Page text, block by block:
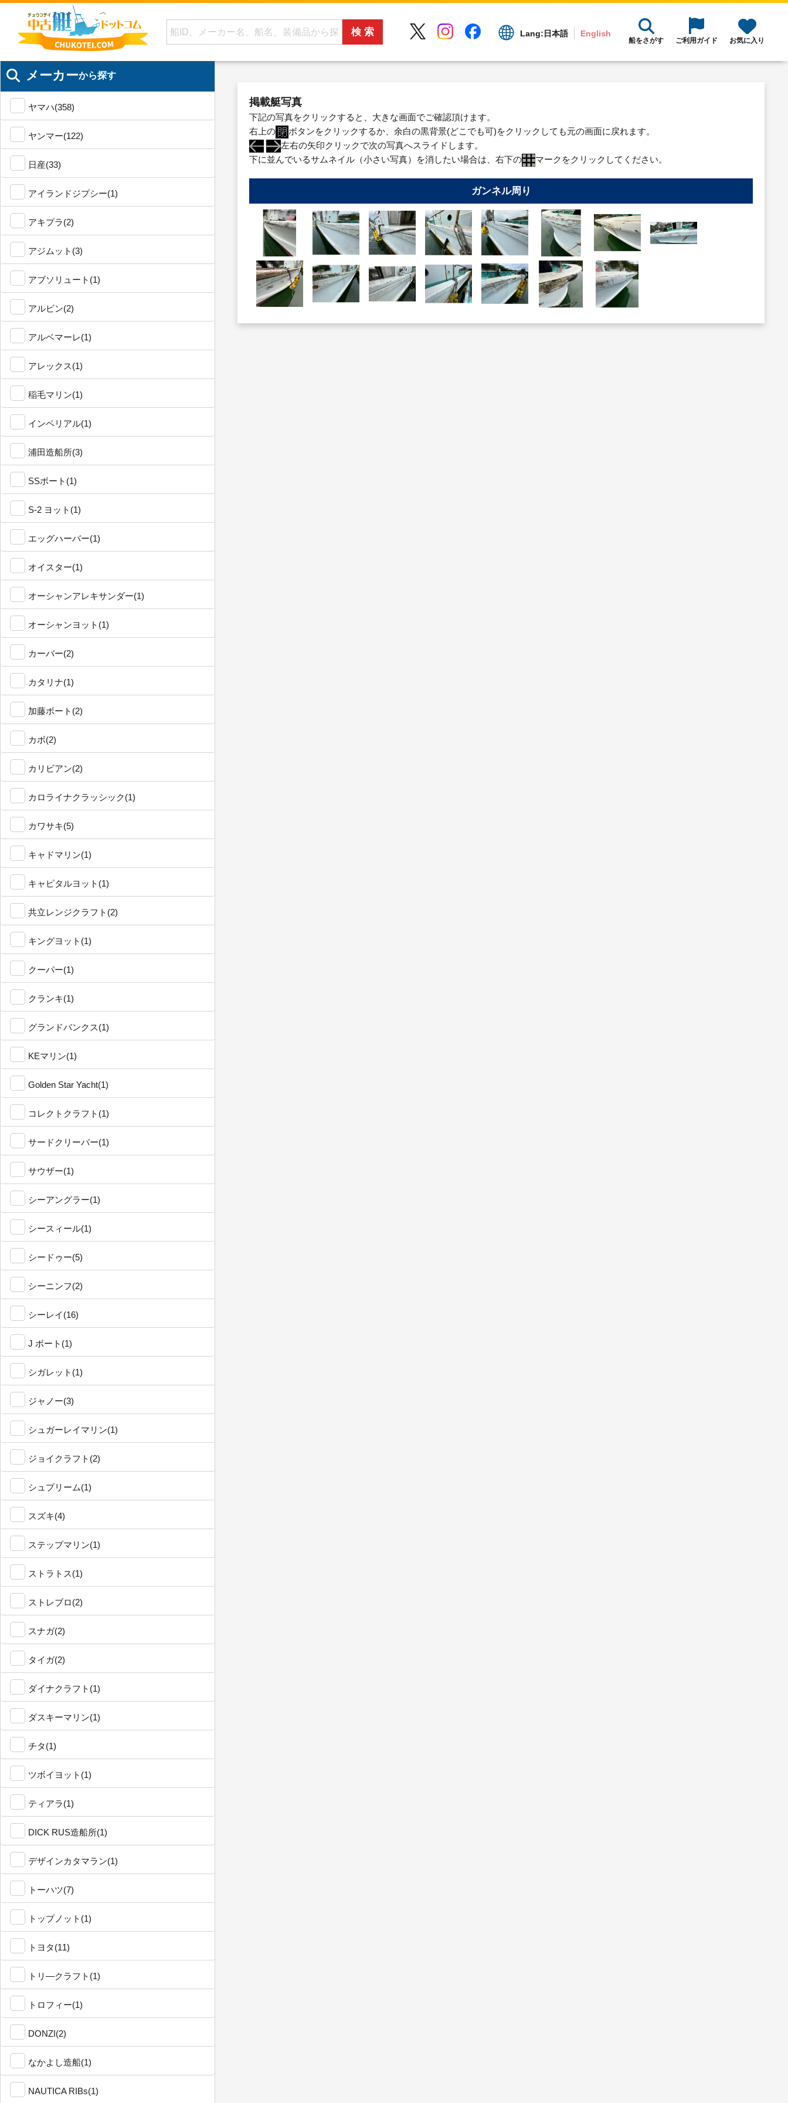
Lang: 日本語 English
船をさがす ご利用ガイド お気に入り
メーカーから探す
ヤマハ(358)
ヤンマー(122)
日産(33)
アイランドジプシー(1)
アキプラ(2)
アジムット(3)
アブソリュート(1)
アルビン(2)
アルベマーレ(1)
アレックス(1)
稲毛マリン(1)
インペリアル(1)
浦田造船所(3)
SSボート(1)
S-2 ヨット(1)
エッグハーバー(1)
オイスター(1)
オーシャンアレキサンダー(1)
オーシャンヨット(1)
カーバー(2)
カタリナ(1)
加藤ボート(2)
カボ(2)
カリビアン(2)
カロライナクラッシック(1)
カワサキ(5)
キャドマリン(1)
キャピタルヨット(1)
共立レンジクラフト(2)
キングヨット(1)
クーパー(1)
クランキ(1)
グランドバンクス(1)
KEマリン(1)
Golden Star Yacht(1)
コレクトクラフト(1)
サードクリーバー(1)
サウザー(1)
シーアングラー(1)
シースィール(1)
シードゥー(5)
シーニンフ(2)
シーレイ(16)
J ボート(1)
シガレット(1)
ジャノー(3)
シュガーレイマリン(1)
ジョイクラフト(2)
シュプリーム(1)
スズキ(4)
ステップマリン(1)
ストラトス(1)
ストレブロ(2)
スナガ(2)
タイガ(2)
ダイナクラフト(1)
ダスキーマリン(1)
チタ(1)
ツボイヨット(1)
ティアラ(1)
DICK RUS造船所(1)
デザインカタマラン(1)
トーハツ(7)
トップノット(1)
トヨタ(11)
トリ―クラフト(1)
トロフィー(1)
DONZI(2)
なかよし造船(1)
NAUTICA RIBs(1)
掲載艇写真
下記の写真をクリックすると、大きな画面でご確認頂けます。
右上の
ボタンをクリックするか、余白の黒背景(どこでも可)をクリックしても元の画面に戻れます。
左右の矢印クリックで次の写真へスライドします。
下に並んでいるサムネイル（小さい写真）を消したい場合は、右下の
マークをクリックしてください。
ガンネル周り